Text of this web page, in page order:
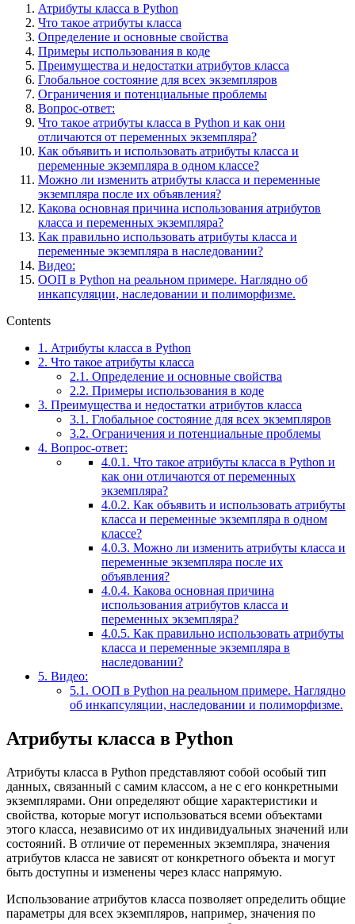
Атрибуты класса в Python
Что такое атрибуты класса
Определение и основные свойства
Примеры использования в коде
Преимущества и недостатки атрибутов класса
Глобальное состояние для всех экземпляров
Ограничения и потенциальные проблемы
Вопрос-ответ:
Что такое атрибуты класса в Python и как они
отличаются от переменных экземпляра?
Как объявить и использовать атрибуты класса и
переменные экземпляра в одном классе?
Можно ли изменить атрибуты класса и переменные
экземпляра после их объявления?
Какова основная причина использования атрибутов
класса и переменных экземпляра?
Как правильно использовать атрибуты класса и
переменные экземпляра в наследовании?
Видео:
ООП в Python на реальном примере. Наглядно об
инкапсуляции, наследовании и полиморфизме.
Contents
1. Атрибуты класса в Python
2. Что такое атрибуты класса
2.1. Определение и основные свойства
2.2. Примеры использования в коде
3. Преимущества и недостатки атрибутов класса
3.1. Глобальное состояние для всех экземпляров
3.2. Ограничения и потенциальные проблемы
4. Вопрос-ответ:
4.0.1. Что такое атрибуты класса в Python и
как они отличаются от переменных
экземпляра?
4.0.2. Как объявить и использовать атрибуты
класса и переменные экземпляра в одном
классе?
4.0.3. Можно ли изменить атрибуты класса и
переменные экземпляра после их
объявления?
4.0.4. Какова основная причина
использования атрибутов класса и
переменных экземпляра?
4.0.5. Как правильно использовать атрибуты
класса и переменные экземпляра в
наследовании?
5. Видео:
5.1. ООП в Python на реальном примере. Наглядно
об инкапсуляции, наследовании и полиморфизме.
Атрибуты класса в Python
Атрибуты класса в Python представляют собой особый тип
данных, связанный с самим классом, а не с его конкретными
экземплярами. Они определяют общие характеристики и
свойства, которые могут использоваться всеми объектами
этого класса, независимо от их индивидуальных значений или
состояний. В отличие от переменных экземпляра, значения
атрибутов класса не зависят от конкретного объекта и могут
быть доступны и изменены через класс напрямую.
Использование атрибутов класса позволяет определить общие
параметры для всех экземпляров, например, значения по